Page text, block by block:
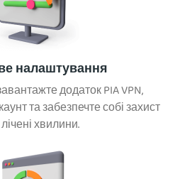
налаштування
додаток PIA VPN,
та забезпечте собі захист
хвилини.